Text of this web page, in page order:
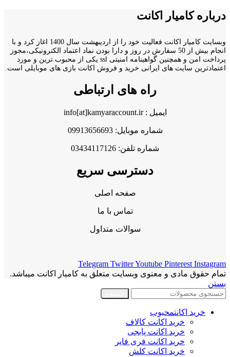
درباره کامیار اکانت
وبسایت کامیار اکانت فعالیت خود را از اردیبهشت سال 1400 اغاز کرد و با
انجام بیش از 50 سفارش در روز و دارا بودن نماد اعتماد الکترونیکی،مجوز
پرداخت امن و همچنین گواهینامه امنیتی ssl یکی از محبوب ترین و مورد
اعتمادترین سایت های ایرانی خرید و فروش اکانت بازی های موبایلی است.
راه های ارتباطی
ایمیل : info[at]kamyaraccount.ir
شماره موبایل: 09913656693
شماره تلفن: 03434117126
دسترسی سریع
صفحه اصلی
تماس با ما
سوالات متداول
Telegram TwitterYoutube Pinterest Instagram
تمام حقوق مادی و معنوی وبسایت متعلق به کامیار اکانت میباشد.
بستن
خرید اکانتمحبوب
خرید اکانت کالاف
خرید اکانت پابجی
خرید اکانت فری فایر
خرید اکانت کلش